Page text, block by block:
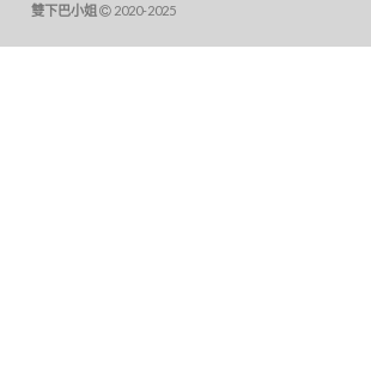
雙下巴小姐 2020-2025